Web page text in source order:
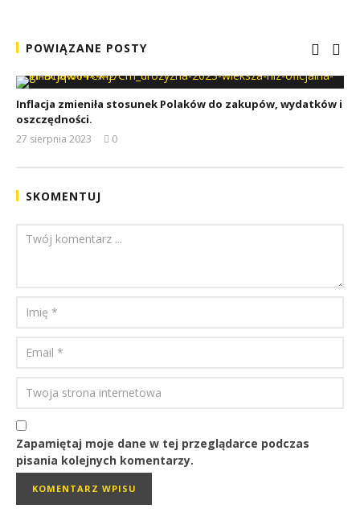
POWIĄZANE POSTY
Inflacja zmieniła stosunek Polaków do zakupów, wydatków i
oszczędności.
27 sierpnia 2023
0
SKOMENTUJ
Zapamiętaj moje dane w tej przeglądarce podczas
pisania kolejnych komentarzy.